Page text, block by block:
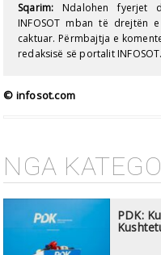
Sqarim: Ndalohen fyerjet
INFOSOT mban të
caktuar. Përmbajtja e
redaksisë së portalit
© infosot.com
NGA
PDK: